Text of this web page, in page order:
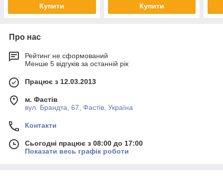
Купити Купити
Про нас
Рейтинг не сформований
Менше 5 відгуків за останній рік
Працює з 12.03.2013
м. Фастів
вул. Брандта, 67, Фастів, Україна
Контакти
Сьогодні працює з 08:00 до 17:00
Показати весь графік роботи